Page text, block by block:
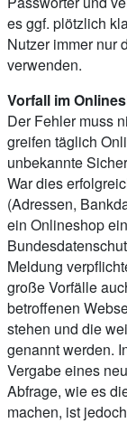
es ggf. plötzlich
Nutzer immer nur
verwenden.
Vorfall im
Der Fehler muss
greifen täglich
unbekannte
War dies
(Adressen,
ein Onlineshop
Meldung
große Vorfälle
betroffenen
stehen und die
genannt werden.
Vergabe eines
Abfrage, wie es
machen, ist